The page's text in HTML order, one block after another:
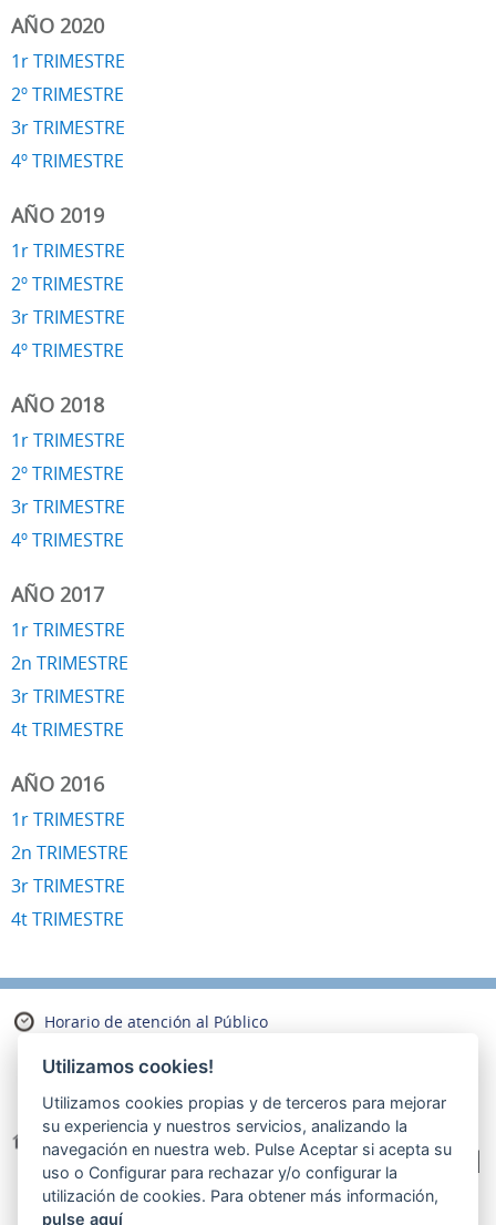
AÑO 2020
1r TRIMESTRE
2º TRIMESTRE
3r TRIMESTRE
4º TRIMESTRE
AÑO 2019
1r TRIMESTRE
2º TRIMESTRE
3r TRIMESTRE
4º TRIMESTRE
AÑO 2018
1r TRIMESTRE
2º TRIMESTRE
3r TRIMESTRE
4º TRIMESTRE
AÑO 2017
1r TRIMESTRE
2n TRIMESTRE
3r TRIMESTRE
4t TRIMESTRE
AÑO 2016
1r TRIMESTRE
2n TRIMESTRE
3r TRIMESTRE
4t TRIMESTRE
Horario de atención al Público
De lunes a viernes de 8:30 a 13:30
Dirección
Pl. de les Aigües, 1
Tel. 900 774 000
E-mail aigues@aiguesdereus.cat
Utilizamos cookies!
Utilizamos cookies propias y de terceros para mejorar
su experiencia y nuestros servicios, analizando la
navegación en nuestra web. Pulse Aceptar si acepta su
uso o Configurar para rechazar y/o configurar la
utilización de cookies. Para obtener más información,
pulse aquí